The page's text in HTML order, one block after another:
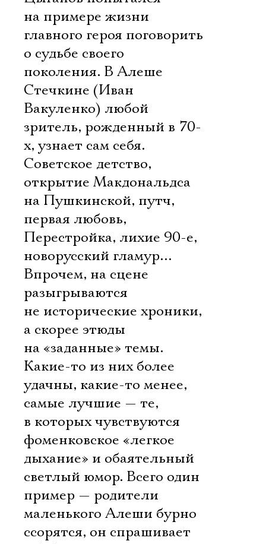
на примере жизни
главного героя поговорить
о судьбе своего
поколения. В Алеше
Стечкине (Иван
Вакуленко) любой
зритель, рожденный в 70-
х, узнает сам себя.
Советское детство,
открытие Макдональдса
на Пушкинской, путч,
первая любовь,
Перестройка, лихие 90-е,
новорусский гламур…
Впрочем, на сцене
разыгрываются
не исторические хроники,
а скорее этюды
на «заданные» темы.
Какие-то из них более
удачны, какие-то менее,
самые лучшие — те,
в которых чувствуются
фоменковское «легкое
дыхание» и обаятельный
светлый юмор. Всего один
пример — родители
маленького Алеши бурно
ссорятся, он спрашивает